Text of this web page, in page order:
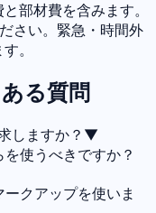
部材費を含みます。
さい。緊急・時間外
。
る質問
しますか？ ▼
使うべきですか？
クアップを使いま